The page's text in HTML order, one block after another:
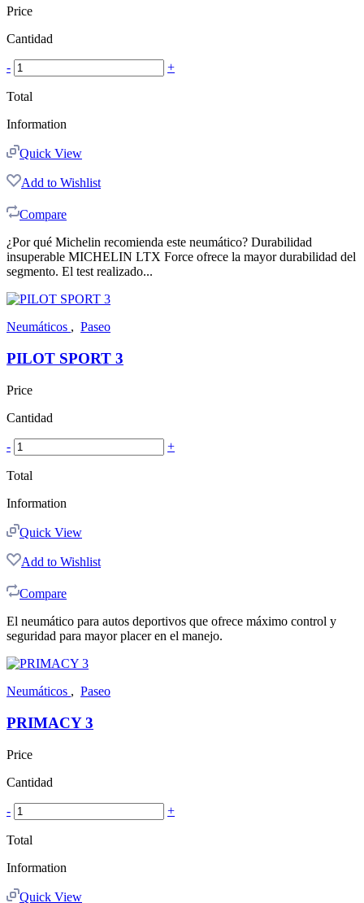
Price
Cantidad
- +
Total
Information
Quick View
Add to Wishlist
Compare
¿Por qué Michelin recomienda este neumático? Durabilidad
insuperable MICHELIN LTX Force ofrece la mayor durabilidad del
segmento. El test realizado...
Neumáticos , Paseo
PILOT SPORT 3
Price
Cantidad
- +
Total
Information
Quick View
Add to Wishlist
Compare
El neumático para autos deportivos que ofrece máximo control y
seguridad para mayor placer en el manejo.
Neumáticos , Paseo
PRIMACY 3
Price
Cantidad
- +
Total
Information
Quick View